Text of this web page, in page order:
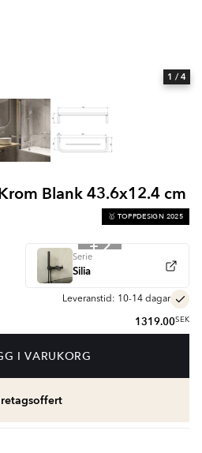
1 / 4
Blank 43.6x12.4 cm
🥇 TOPPDESIGN 2025
+ 2
Serie
Silia
Leveranstid: 10-14 dagar
1319.00SEK
I VARUKORG